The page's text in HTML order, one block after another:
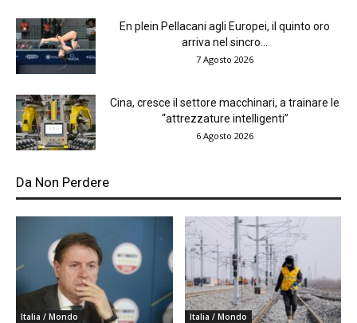
En plein Pellacani agli Europei, il quinto oro
arriva nel sincro...
7 Agosto 2026
Cina, cresce il settore macchinari, a trainare le
“attrezzature intelligenti”
6 Agosto 2026
Da Non Perdere
Italia / Mondo Italia / Mondo